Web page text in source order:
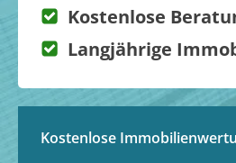
Kostenlose
Langjährige
Kostenlose